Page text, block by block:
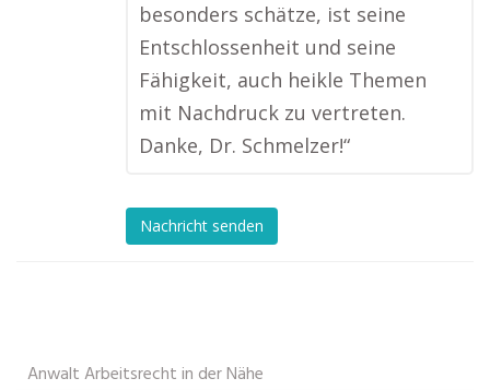
besonders schätze, ist seine
Entschlossenheit und seine
Fähigkeit, auch heikle Themen
mit Nachdruck zu vertreten.
Danke, Dr. Schmelzer!“
Nachricht senden
Anwalt Arbeitsrecht in der Nähe